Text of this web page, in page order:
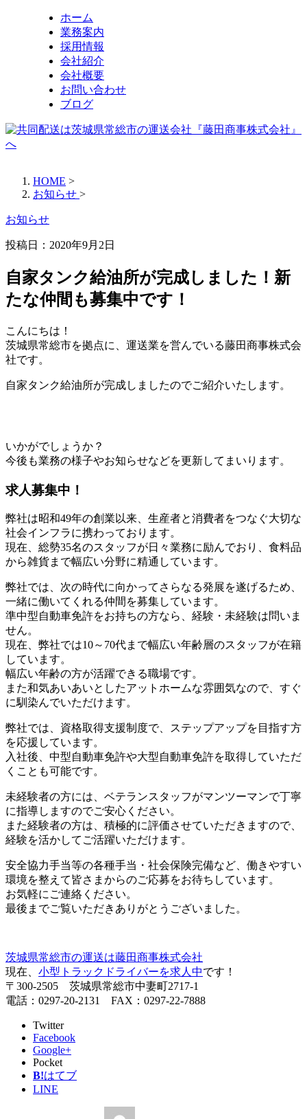
ホーム
業務案内
採用情報
会社紹介
会社概要
お問い合わせ
ブログ
HOME >
お知らせ >
お知らせ
投稿日： 2020年9月2日
自家タンク給油所が完成しました！新
たな仲間も募集中です！
こんにちは！
茨城県常総市を拠点に、運送業を営んでいる藤田商事株式会
社です。
自家タンク給油所が完成しましたのでご紹介いたします。
いかがでしょうか？
今後も業務の様子やお知らせなどを更新してまいります。
求人募集中！
弊社は昭和49年の創業以来、生産者と消費者をつなぐ大切な
社会インフラに携わっております。
現在、総勢35名のスタッフが日々業務に励んでおり、食料品
から雑貨まで幅広い分野に精通しています。
弊社では、次の時代に向かってさらなる発展を遂げるため、
一緒に働いてくれる仲間を募集しています。
準中型自動車免許をお持ちの方なら、経験・未経験は問いま
せん。
現在、弊社では10～70代まで幅広い年齢層のスタッフが在籍
しています。
幅広い年齢の方が活躍できる職場です。
また和気あいあいとしたアットホームな雰囲気なので、すぐ
に馴染んでいただけます。
弊社では、資格取得支援制度で、ステップアップを目指す方
を応援しています。
入社後、中型自動車免許や大型自動車免許を取得していただ
くことも可能です。
未経験者の方には、ベテランスタッフがマンツーマンで丁寧
に指導しますのでご安心ください。
また経験者の方は、積極的に評価させていただきますので、
経験を活かしてご活躍いただけます。
安全協力手当等の各種手当・社会保険完備など、働きやすい
環境を整えて皆さまからのご応募をお待ちしています。
お気軽にご連絡ください。
最後までご覧いただきありがとうございました。
茨城県常総市の運送は藤田商事株式会社
現在、 小型トラックドライバーを求人中です！
〒300-2505 茨城県常総市中妻町2717-1
電話：0297-20-2131 FAX：0297-22-7888
Twitter
Facebook
Google+
Pocket
B!はてブ
LINE